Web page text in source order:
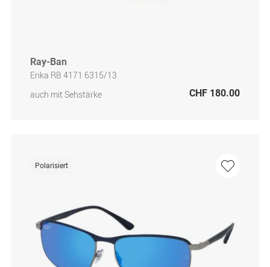
Ray-Ban
Erika RB 4171 6315/13
auch mit Sehstärke
CHF 180.00
Polarisiert